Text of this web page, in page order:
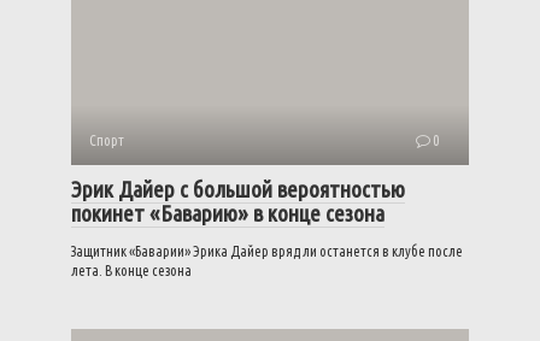
Спорт 0
Эрик Дайер с большой вероятностью
покинет «Баварию» в конце сезона
Защитник «Баварии» Эрика Дайер вряд ли останется в клубе после
лета. В конце сезона